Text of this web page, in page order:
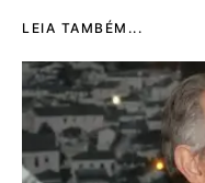
LEIA TAMBÉM...